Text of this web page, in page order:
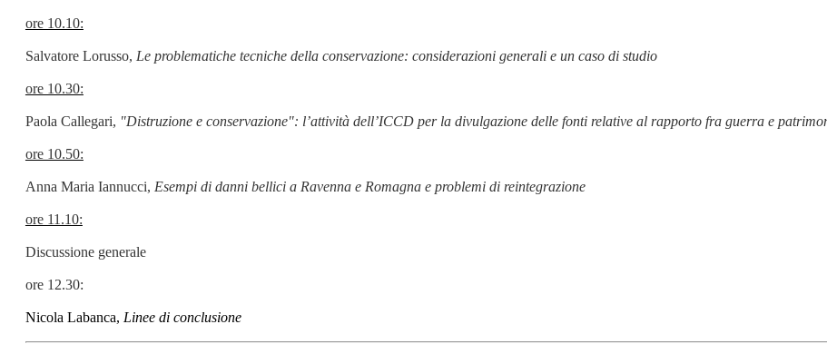
ore 10.10:
Salvatore Lorusso, Le problematiche tecniche della conservazione: considerazioni generali e un caso di studio
ore 10.30:
Paola Callegari, "Distruzione e conservazione": l’attività dell’ICCD per la divulgazione delle fonti relative al rapporto fra guerra e
ore 10.50:
Anna Maria Iannucci, Esempi di danni bellici a Ravenna e Romagna e problemi di reintegrazione
ore 11.10:
Discussione generale
ore 12.30:
Nicola Labanca, Linee di conclusione